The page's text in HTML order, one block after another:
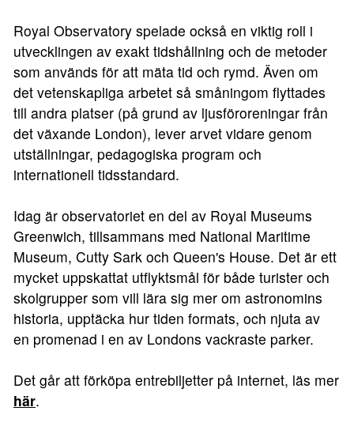
Royal Observatory spelade också en viktig roll i
utvecklingen av exakt tidshållning och de metoder
som används för att mäta tid och rymd. Även om
det vetenskapliga arbetet så småningom flyttades
till andra platser (på grund av ljusföroreningar från
det växande London), lever arvet vidare genom
utställningar, pedagogiska program och
internationell tidsstandard.
Idag är observatoriet en del av Royal Museums
Greenwich, tillsammans med National Maritime
Museum, Cutty Sark och Queen's House. Det är ett
mycket uppskattat utflyktsmål för både turister och
skolgrupper som vill lära sig mer om astronomins
historia, upptäcka hur tiden formats, och njuta av
en promenad i en av Londons vackraste parker.
Det går att förköpa entrebiljetter på internet, läs mer
här.